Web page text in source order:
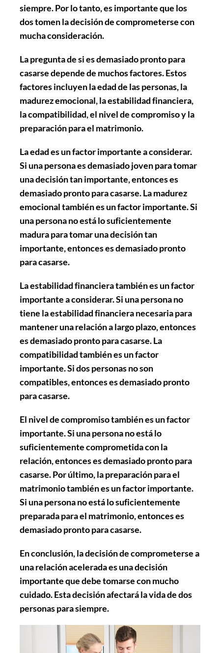
siempre. Por lo tanto, es importante que los
dos tomen la decisión de comprometerse con
mucha consideración.
La pregunta de si es demasiado pronto para
casarse depende de muchos factores. Estos
factores incluyen la edad de las personas, la
madurez emocional, la estabilidad financiera,
la compatibilidad, el nivel de compromiso y la
preparación para el matrimonio.
La edad es un factor importante a considerar.
Si una persona es demasiado joven para tomar
una decisión tan importante, entonces es
demasiado pronto para casarse. La madurez
emocional también es un factor importante. Si
una persona no está lo suficientemente
madura para tomar una decisión tan
importante, entonces es demasiado pronto
para casarse.
La estabilidad financiera también es un factor
importante a considerar. Si una persona no
tiene la estabilidad financiera necesaria para
mantener una relación a largo plazo, entonces
es demasiado pronto para casarse. La
compatibilidad también es un factor
importante. Si dos personas no son
compatibles, entonces es demasiado pronto
para casarse.
El nivel de compromiso también es un factor
importante. Si una persona no está lo
suficientemente comprometida con la
relación, entonces es demasiado pronto para
casarse. Por último, la preparación para el
matrimonio también es un factor importante.
Si una persona no está lo suficientemente
preparada para el matrimonio, entonces es
demasiado pronto para casarse.
En conclusión, la decisión de comprometerse a
una relación acelerada es una decisión
importante que debe tomarse con mucho
cuidado. Esta decisión afectará la vida de dos
personas para siempre.